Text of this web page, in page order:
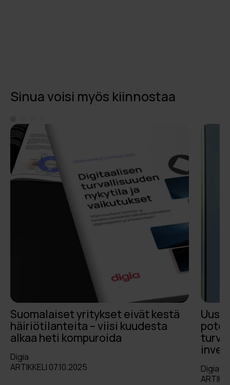
Sinua voisi myös kiinnostaa
Suomalaiset yritykset eivät kestä
häiriötilanteita – viisi kuudesta
alkaa heti kompuroida
Digia
ARTIKKELI 07.10.2025
Digia